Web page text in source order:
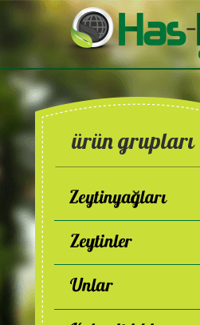
ürün grupları